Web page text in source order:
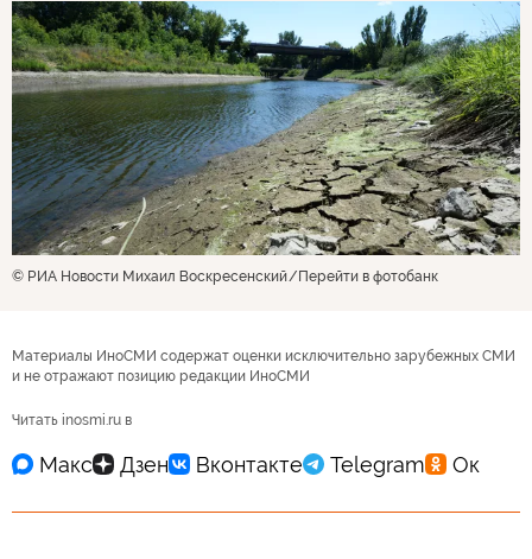
© РИА Новости Михаил Воскресенский Перейти в фотобанк
Материалы ИноСМИ содержат оценки исключительно зарубежных СМИ
и не отражают позицию редакции ИноСМИ
Читать inosmi.ru в